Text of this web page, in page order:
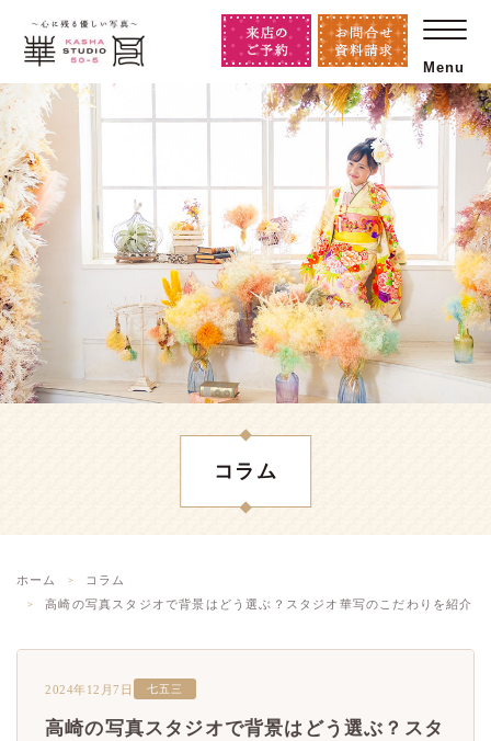
Menu
コラム
ホーム
コラム
高崎の写真スタジオで背景はどう選ぶ？スタジオ華写のこだわりを紹介
2024年12月7日 七五三
高崎の写真スタジオで背景はどう選ぶ？スタ